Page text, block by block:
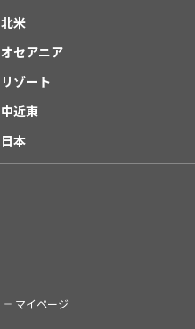
北米
オセアニア
リゾート
中近東
日本
マイページ